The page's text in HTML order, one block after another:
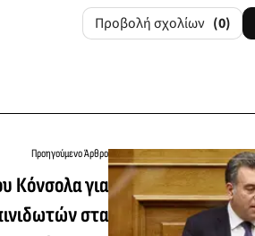
Προβολή σχολίων (0)
Προηγούμενο Άρθρο
Κόνσολα για
στα